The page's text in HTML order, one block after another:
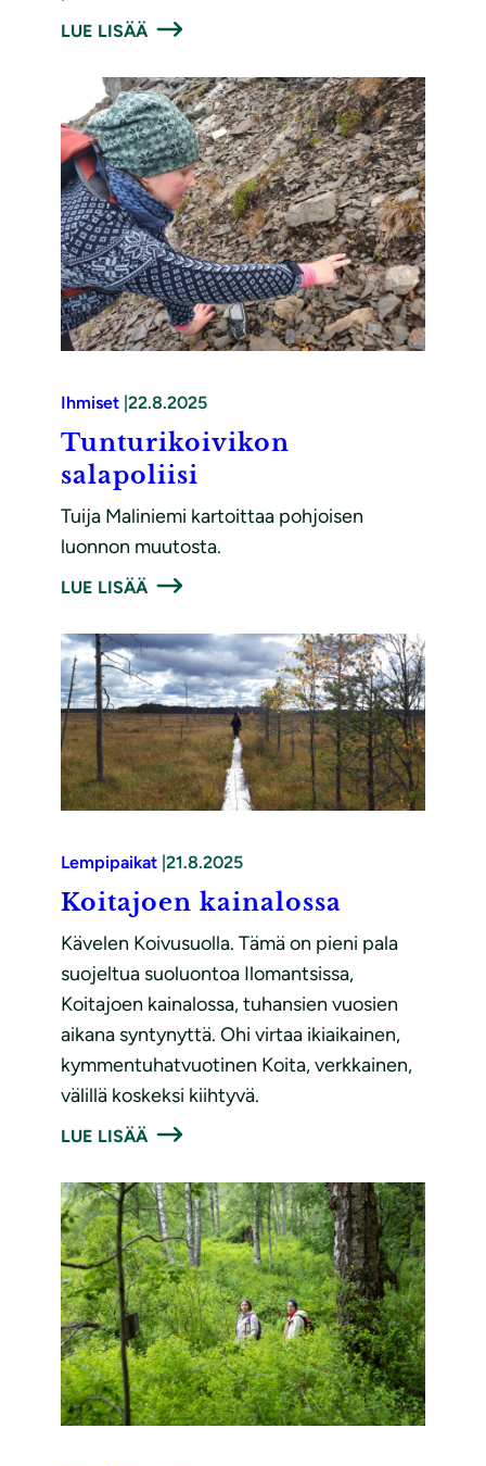
LUE LISÄÄ
Ihmiset |22.8.2025
Tunturikoivikon
salapoliisi
Tuija Maliniemi kartoittaa pohjoisen
luonnon muutosta.
LUE LISÄÄ
Lempipaikat |21.8.2025
Koitajoen kainalossa
Kävelen Koivusuolla. Tämä on pieni pala
suojeltua suoluontoa Ilomantsissa,
Koitajoen kainalossa, tuhansien vuosien
aikana syntynyttä. Ohi virtaa ikiaikainen,
kymmentuhatvuotinen Koita, verkkainen,
välillä koskeksi kiihtyvä.
LUE LISÄÄ